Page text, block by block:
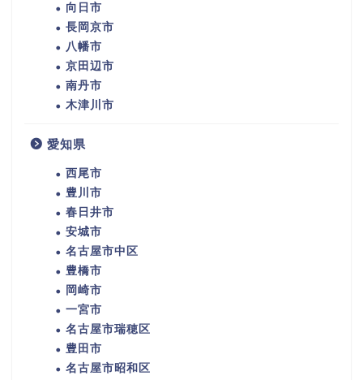
向日市
長岡京市
八幡市
京田辺市
南丹市
木津川市
愛知県
西尾市
豊川市
春日井市
安城市
名古屋市中区
豊橋市
岡崎市
一宮市
名古屋市瑞穂区
豊田市
名古屋市昭和区